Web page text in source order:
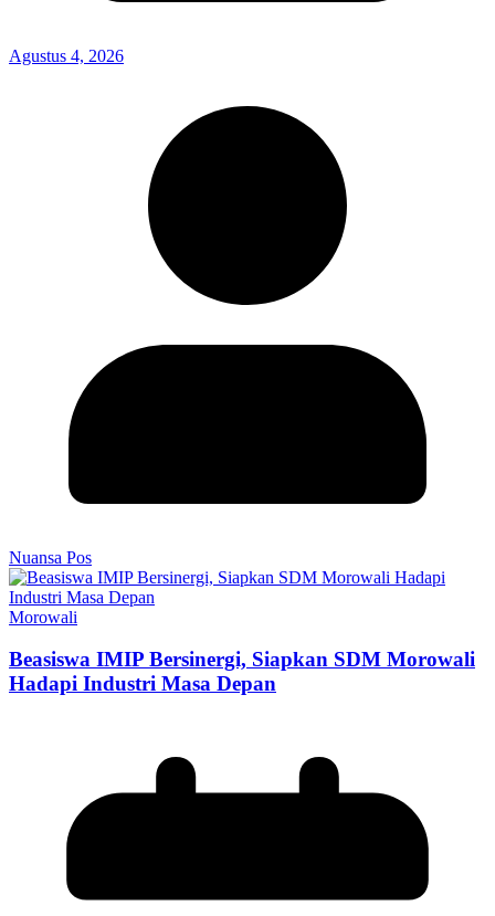
Agustus 4, 2026
Nuansa Pos
Morowali
Beasiswa IMIP Bersinergi, Siapkan SDM Morowali
Hadapi Industri Masa Depan